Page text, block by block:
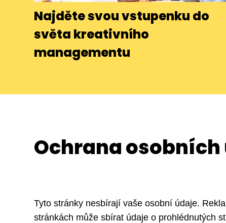
Najděte svou vstupenku do
světa kreativního
managementu
Ochrana
Tyto stránky nesbírají vaše osobní údaje.
stránkách může sbírat údaje o prohlédnutých